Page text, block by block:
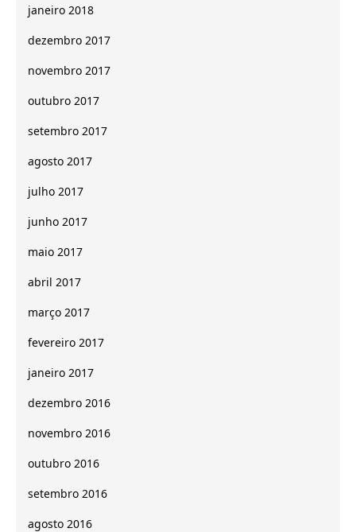
janeiro 2018
dezembro 2017
novembro 2017
outubro 2017
setembro 2017
agosto 2017
julho 2017
junho 2017
maio 2017
abril 2017
março 2017
fevereiro 2017
janeiro 2017
dezembro 2016
novembro 2016
outubro 2016
setembro 2016
agosto 2016